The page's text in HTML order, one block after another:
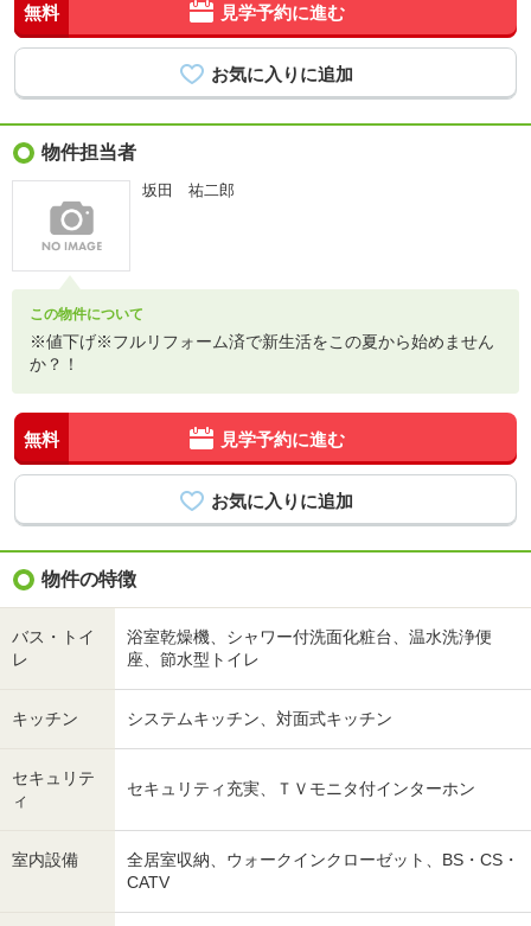
無料 見学予約に進む
物件担当者
坂田 祐二郎
この物件について
※値下げ※フルリフォーム済で新生活をこの夏から始めません
か？！
無料 見学予約に進む
物件の特徴
バス・トイ
レ
浴室乾燥機、シャワー付洗面化粧台、温水洗浄便
座、節水型トイレ
キッチン システムキッチン、対面式キッチン
セキュリテ
ィ
セキュリティ充実、ＴＶモニタ付インターホン
室内設備
全居室収納、ウォークインクローゼット、BS・CS・
CATV